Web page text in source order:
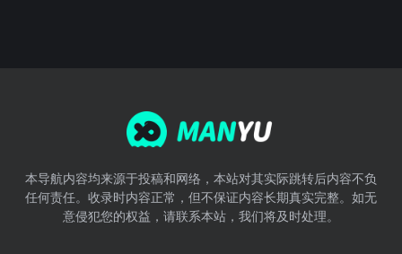
本导航内容均来源于投稿和网络，本站对其实际跳转后内容不负
任何责任。收录时内容正常，但不保证内容长期真实完整。如无
意侵犯您的权益，请联系本站，我们将及时处理。